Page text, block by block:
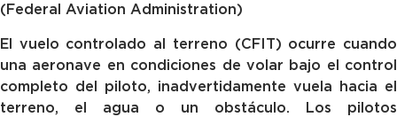
(Federal Aviation Administration)
El vuelo controlado al terreno (CFIT) ocurre cuando
una aeronave en condiciones de volar bajo el control
completo del piloto, inadvertidamente vuela hacia el
terreno, el agua o un obstáculo. Los pilotos